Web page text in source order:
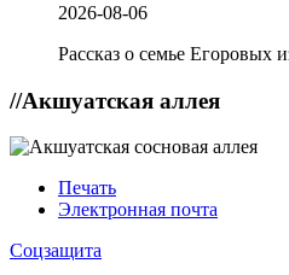
2026-08-06
Рассказ о семье Егоровых
//Акшуатская аллея
Печать
Электронная почта
Соцзащита